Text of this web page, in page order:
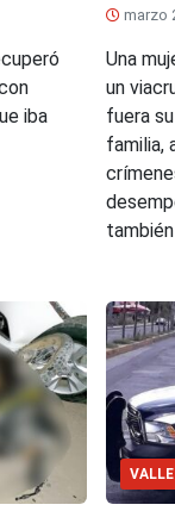
iba
marzo
Una
un
fuera
familia,